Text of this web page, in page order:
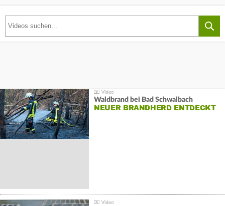
Waldbrand bei Bad Schwalbach
NEUER BRANDHERD ENTDECKT